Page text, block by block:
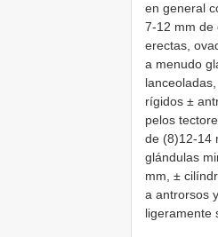
en general
7-12 mm de
erectas,
a menudo
rígidos ±
pelos
de (8)12-14
glándulas
mm, ±
a antrorsos
ligeramente